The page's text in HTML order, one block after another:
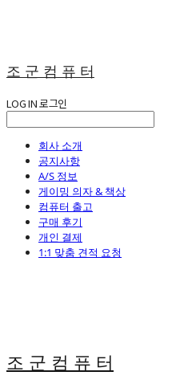
조 군 컴 퓨 터
LOG IN로그인
회사 소개
공지사항
A/S 정보
게이밍 의자 & 책상
컴퓨터 출고
구매 후기
개인 결제
1:1 맞춤 견적 요청
조 군 컴 퓨 터